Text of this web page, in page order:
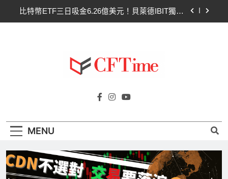
比特幣ETF三日吸金6.26億美元！貝萊德IBIT獨佔
以太幣區間壓縮！100日均線1,920成關鍵 期貨槓
桿比率逼近0.65
比特幣ETF三日吸金6.26億美元！貝萊德IBIT獨佔
CLARITY法案最後闖關！開發者免責與總統道德條
Cftime.io
AI（ChatGPT）、區塊鏈、NFT、加密貨
MENU